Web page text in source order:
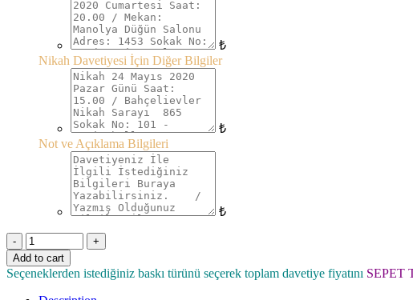
₺
Nikah Davetiyesi İçin Diğer Bilgiler
₺
Not ve Açıklama Bilgileri
₺
Quantity
Add to cart
Seçeneklerden istediğiniz baskı türünü seçerek toplam davetiye fiyatını SEPET